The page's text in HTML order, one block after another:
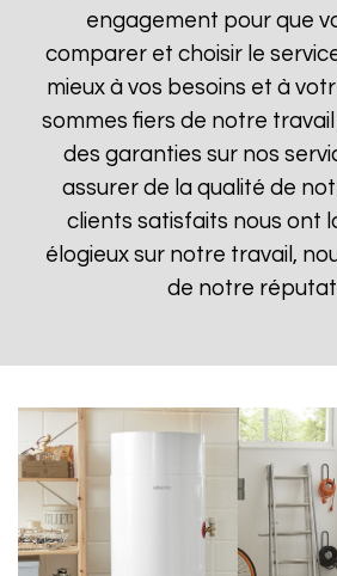
engagement pour que
comparer et choisir le
mieux à vos besoins et à
sommes fiers de notre
des garanties sur nos
assurer de la qualité de
clients satisfaits nous ont
élogieux sur notre travail,
de notre